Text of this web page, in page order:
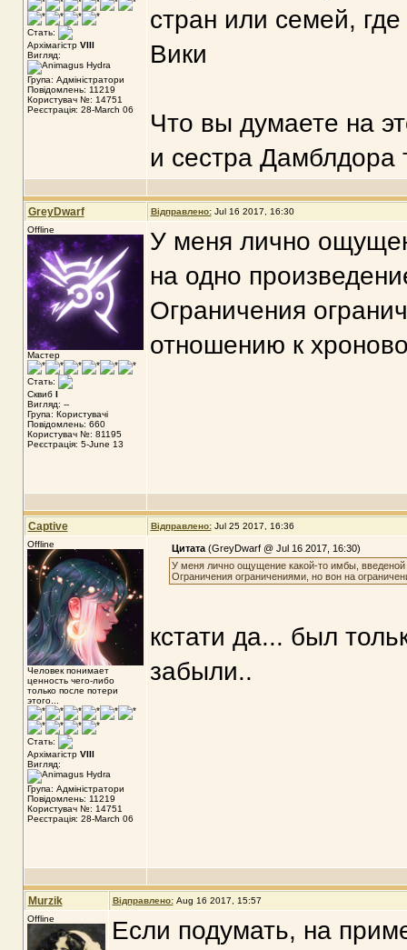
Стать:
Архімагістр VIII
Вигляд:
Група: Адміністратори
Повідомлень: 11219
Користувач №: 14751
Реєстрація: 28-March 06
стран или семей,
Вики
Что вы думаете на
и сестра Дамблдора
GreyDwarf Відправлено: Jul 16 2017, 16:30
Offline
Мастер
Стать:
Сквиб I
Вигляд: --
Група: Користувачі
Повідомлень: 660
Користувач №: 81195
Реєстрація: 5-June 13
У меня лично
на одно
Ограничения
отношению к
Captive Відправлено: Jul 25 2017, 16:36
Offline
Человек понимает
ценность чего-либо
только после потери
этого...
Стать:
Архімагістр VIII
Вигляд:
Група: Адміністратори
Повідомлень: 11219
Користувач №: 14751
Реєстрація: 28-March 06
Цитата(GreyDwarf @ Jul 16 2017, 16:30)
У меня лично ощущение какой-то имбы, введеной
Ограничения ограничениями, но вон на
кстати да... был
забыли..
Murzik Відправлено: Aug 16 2017, 15:57
Offline
Если подумать, на